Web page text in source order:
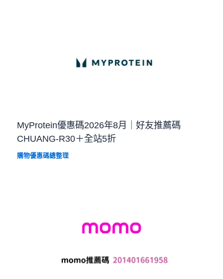
MyProtein優惠碼2026年8月｜好友推薦碼
CHUANG-R30＋全站5折
購物優惠碼總整理